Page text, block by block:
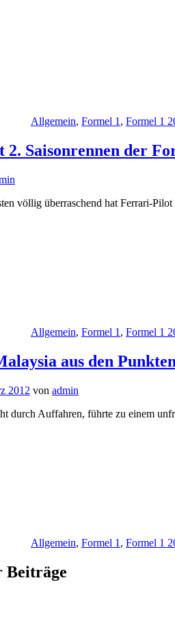
Allgemein, Formel 1, Formel 1
Saisonrennen der
völlig überraschend hat Ferrari-
Allgemein, Formel 1 , Formel 1
aus den Punkten
2012 von admin
durch Auffahren, führte zu einem
Allgemein, Formel 1 , Formel 1
Beiträge